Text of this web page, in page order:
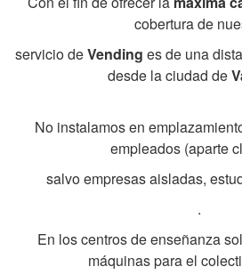
coberturade
servicio deVending es de una
desde la ciudad de
No instalamos en
empleados (aparte
salvo empresas aisladas,
.
En los centros de enseñanza
máquinas para el